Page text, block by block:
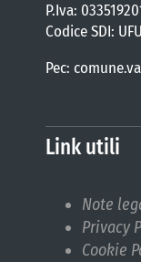
P.Iva:
Codice SDI:
Pec:
Link utili
Note
Privacy
Cookie